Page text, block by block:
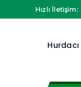
to
Hızlı İletişim:
Hurdacı